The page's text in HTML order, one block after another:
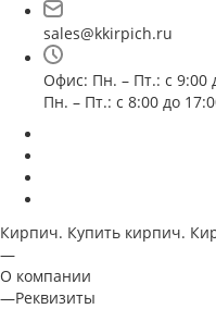
sales@kkirpich.ru
Офис: Пн. – Пт.: с 9:00
Пн. – Пт.: с 8:00 до
Кирпич. Купить кирпич.
—
О компании
—Реквизиты